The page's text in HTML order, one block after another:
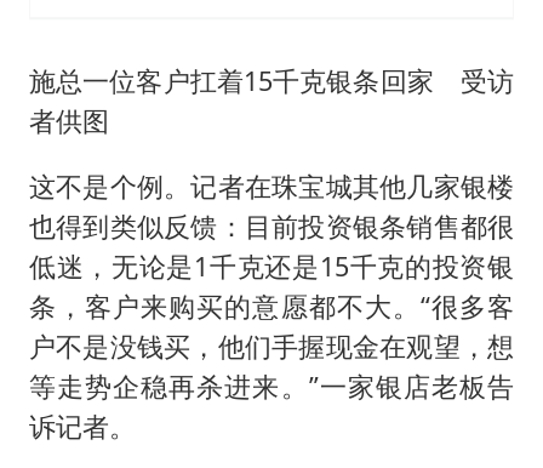
施总一位客户扛着15千克银条回家 受访
者供图
这不是个例。记者在珠宝城其他几家银楼
也得到类似反馈：目前投资银条销售都很
低迷，无论是1千克还是15千克的投资银
条，客户来购买的意愿都不大。“很多客
户不是没钱买，他们手握现金在观望，想
等走势企稳再杀进来。”一家银店老板告
诉记者。